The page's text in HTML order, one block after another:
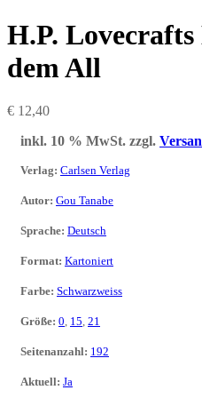
H.P. Lovecrafts
dem All
€ 12,40
inkl. 10 % MwSt. zzgl.
Verlag: Carlsen Verlag
Autor: Gou Tanabe
Sprache: Deutsch
Format: Kartoniert
Farbe: Schwarzweiss
Größe: 0, 15, 21
Seitenanzahl: 192
Aktuell: Ja